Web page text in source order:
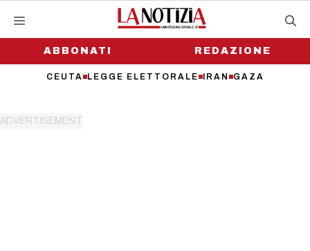
contenutoABBONATI
CEUTA LEGGE ELETTORALE IRAN GAZA
REDAZIONE